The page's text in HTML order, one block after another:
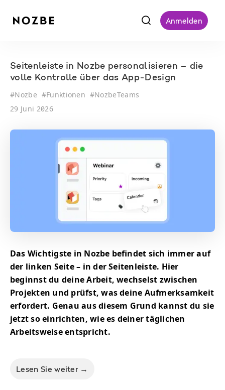
f Anmelden
Seitenleiste in Nozbe personalisieren – die
volle Kontrolle über das App-Design
#Nozbe #Funktionen #NozbeTeams
29 Juni 2026
Das Wichtigste in Nozbe befindet sich immer auf
der linken Seite – in der Seitenleiste. Hier
beginnst du deine Arbeit, wechselst zwischen
Projekten und prüfst, was deine Aufmerksamkeit
erfordert. Genau aus diesem Grund kannst du sie
jetzt so einrichten, wie es deiner täglichen
Arbeitsweise entspricht.
Lesen Sie weiter →